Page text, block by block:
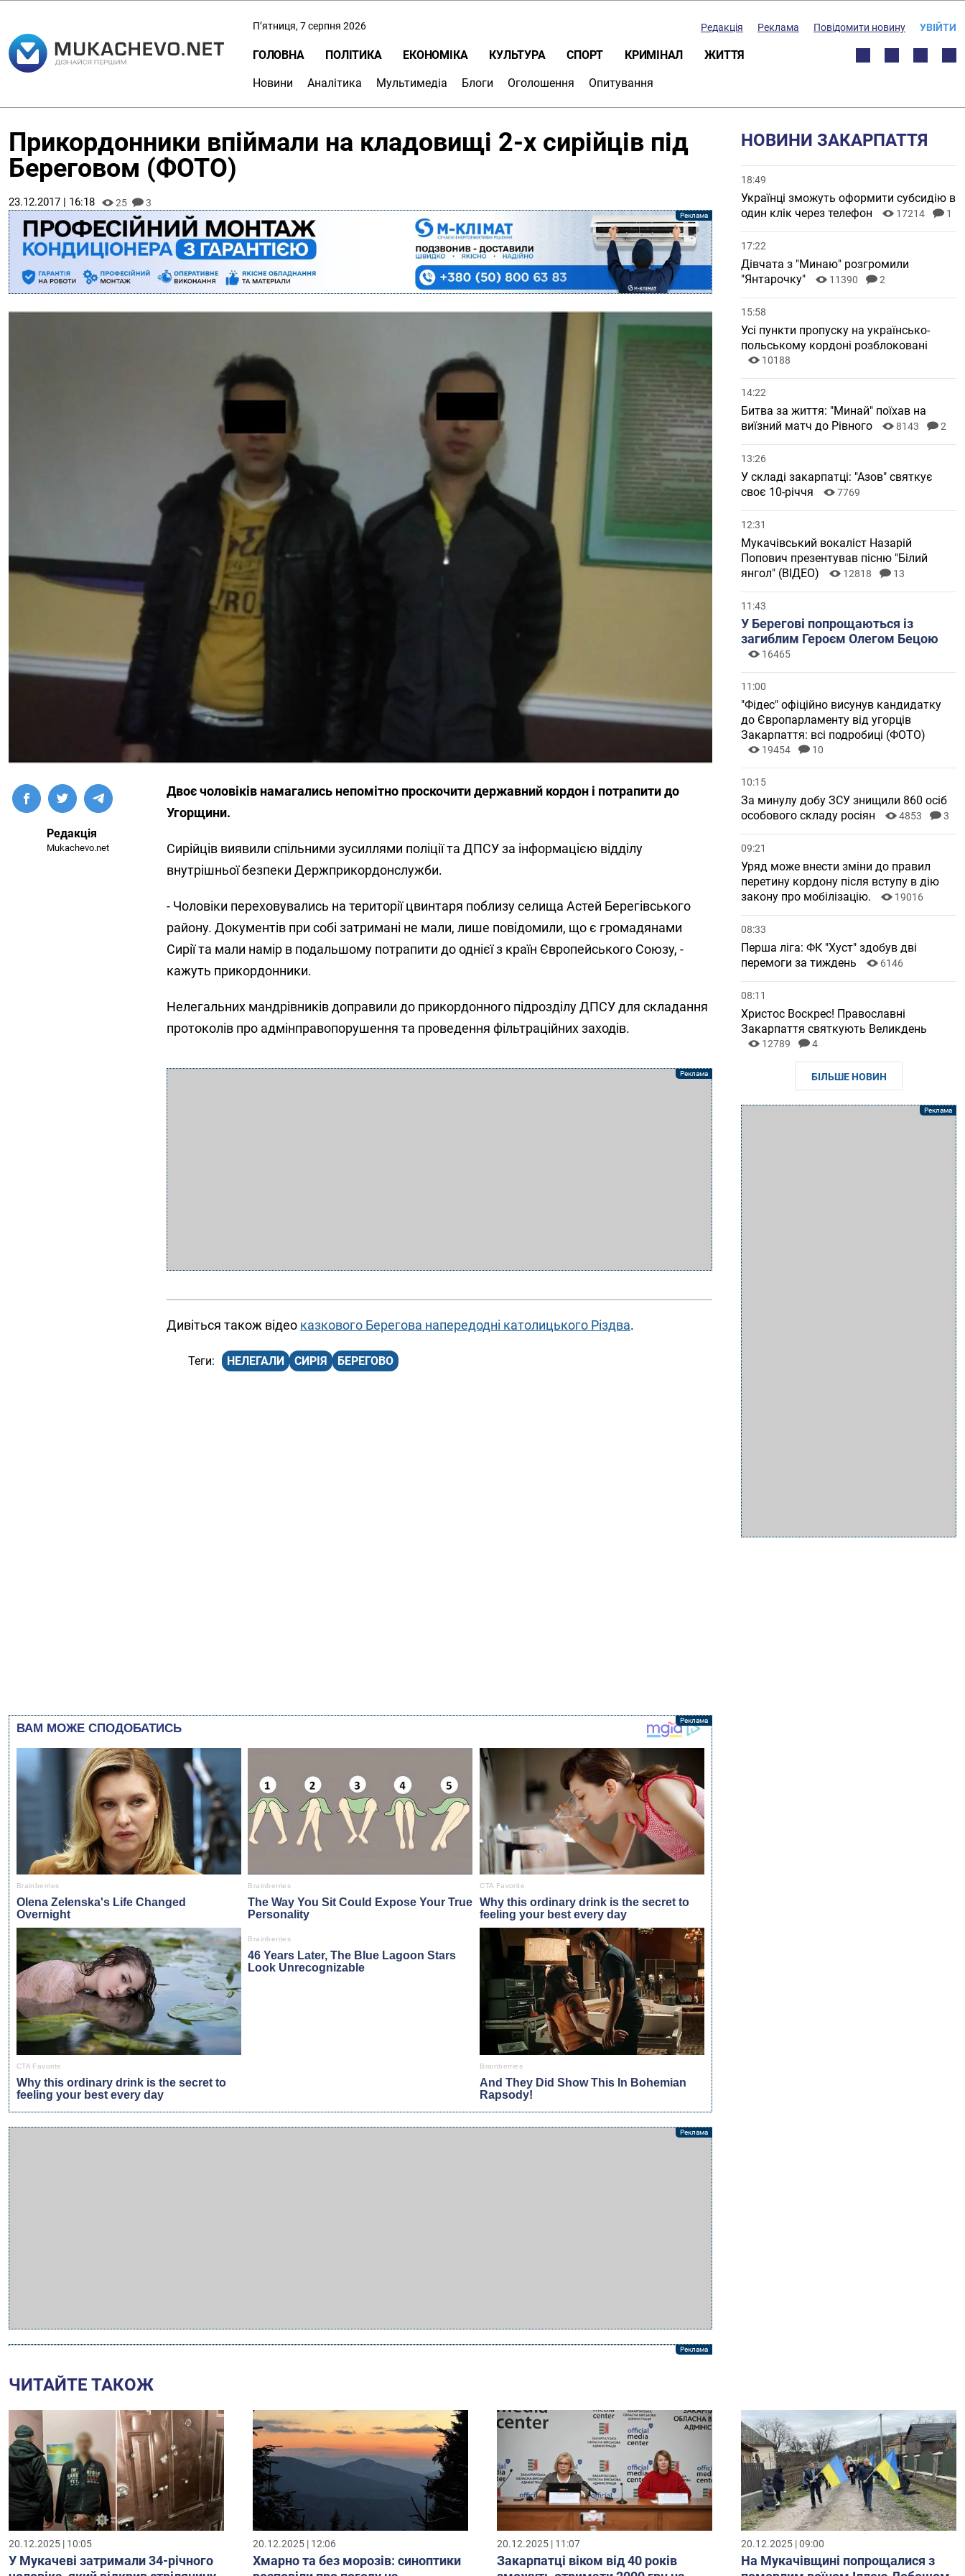
П’ятниця, 7 серпня 2026 Редакція Реклама Повідомити новину УВІЙТИ
ГОЛОВНА ПОЛІТИКА ЕКОНОМІКА КУЛЬТУРА СПОРТ КРИМІНАЛ ЖИТТЯ
Новини Аналітика Мультимедіа Блоги Оголошення Опитування
Прикордонники впіймали на кладовищі 2-х сирійців під
Береговом (ФОТО)
23.12.2017 | 16:18 25 3
Редакція
Mukachevo.net
Двоє чоловіків намагались непомітно проскочити державний кордон і потрапити до
Угорщини.
Сирійців виявили спільними зусиллями поліції та ДПСУ за інформацією відділу
внутрішньої безпеки Держприкордонслужби.
- Чоловіки переховувались на території цвинтаря поблизу селища Астей Берегівського
району. Документів при собі затримані не мали, лише повідомили, що є громадянами
Сирії та мали намір в подальшому потрапити до однієї з країн Європейського Союзу, -
кажуть прикордонники.
Нелегальних мандрівників доправили до прикордонного підрозділу ДПСУ для складання
протоколів про адмінправопорушення та проведення фільтраційних заходів.
Дивіться також відео казкового Берегова напередодні католицького Різдва.
НЕЛЕГАЛИ СИРІЯ БЕРЕГОВО
НОВИНИ ЗАКАРПАТТЯ
18:49
Українці зможуть оформити субсидію в
один клік через телефон
17214 1
17:22
Дівчата з "Минаю" розгромили
"Янтарочку"
11390 2
15:58
Усі пункти пропуску на українсько-
польському кордоні розблоковані
10188
14:22
Битва за життя: "Минай" поїхав на
виїзний матч до Рівного
8143 2
13:26
У складі закарпатці: "Азов" святкує
своє 10-річчя
7769
12:31
Мукачівський вокаліст Назарій
Попович презентував пісню "Білий
янгол" (ВІДЕО)
12818 13
11:43
У Берегові попрощаються із
загиблим Героєм Олегом Бецою
16465
11:00
"Фідес" офіційно висунув кандидатку
до Європарламенту від угорців
Закарпаття: всі подробиці (ФОТО)
19454 10
10:15
За минулу добу ЗСУ знищили 860 осіб
особового складу росіян
4853 3
09:21
Уряд може внести зміни до правил
перетину кордону після вступу в дію
закону про мобілізацію.
19016
08:33
Перша ліга: ФК "Хуст" здобув дві
перемоги за тиждень
6146
08:11
Христос Воскрес! Православні
Закарпаття святкують Великдень
12789 4
БІЛЬШЕ НОВИН
ЧИТАЙТЕ ТАКОЖ
20.12.2025 | 10:05
У Мукачеві затримали 34-річного
20.12.2025 | 12:06
Хмарно та без морозів: синоптики
20.12.2025 | 11:07
Закарпатці віком від 40 років
20.12.2025 | 09:00
На Мукачівщині попрощалися з